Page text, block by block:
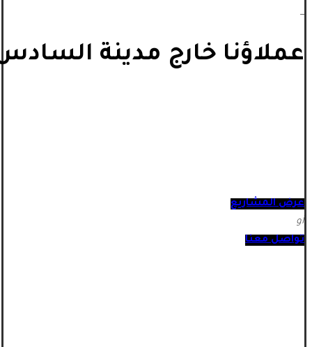
_
عملاؤنا خارج مدينة
عرض المشاريع
أو
تواصل معنا